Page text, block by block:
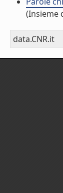
(Insieme
data.CNR.it